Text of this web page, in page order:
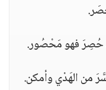
حُصِرَ فهو مَحْصُور.
من الهَدْي وأمكن.